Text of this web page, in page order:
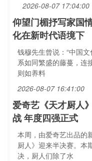
2026-08-07 17:04:00
仰望门楣抒写家国
化在新时代语境下
钱穆先生曾说：“中国
系如同繁盛的藤蔓，连
则如养料
2026-08-07 16:41:00
爱奇艺《天才厨人
战 年度四强正式
本周，由爱奇艺出品的
厨人》迎来半决赛。本
决，厨人们除了水